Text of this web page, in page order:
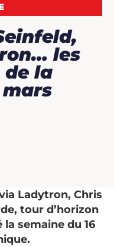
les
la
mars
Ladytron, Chris
tour d’horizon
semaine du 16